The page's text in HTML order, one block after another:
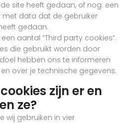
site heeft gedaan, of nog: een
data dat de gebruiker
gedaan.
aantal “Third party cookies”.
die gebruikt worden door
hebben ons te informeren
over je technische gegevens.
zijn er en
ze?
wij gebruiken in vier